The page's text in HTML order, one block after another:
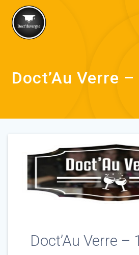
Doct’Au Verre
Doct’Au Verre –